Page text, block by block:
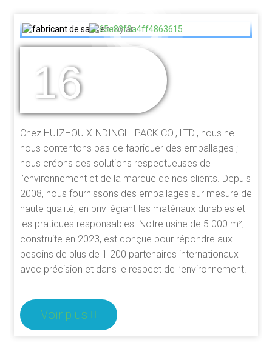
16
Chez HUIZHOU XINDINGLI PACK CO., LTD., nous ne
nous contentons pas de fabriquer des emballages ;
nous créons des solutions respectueuses de
l’environnement et de la marque de nos clients. Depuis
2008, nous fournissons des emballages sur mesure de
haute qualité, en privilégiant les matériaux durables et
les pratiques responsables. Notre usine de 5 000 m²,
construite en 2023, est conçue pour répondre aux
besoins de plus de 1 200 partenaires internationaux
avec précision et dans le respect de l’environnement.
Voir plus